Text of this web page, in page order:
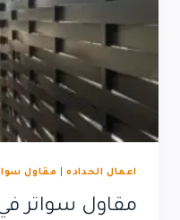
حطين
اعمال الحداده| مقاول
مقاول سواتر